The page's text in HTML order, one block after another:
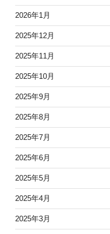
2026年1月
2025年12月
2025年11月
2025年10月
2025年9月
2025年8月
2025年7月
2025年6月
2025年5月
2025年4月
2025年3月